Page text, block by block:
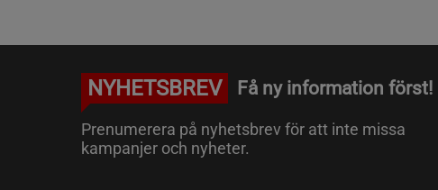
NYHETSBREV Få ny information först!
Prenumerera på nyhetsbrev för att inte missa
kampanjer och nyheter.